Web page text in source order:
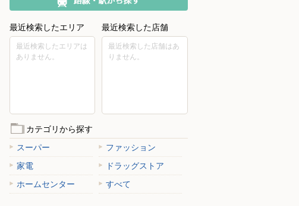
最近検索したエリア
最近検索したエリアは
ありません。
最近検索した店舗
最近検索した店舗はあ
りません。
カテゴリから探す
スーパー
ファッション
家電
ドラッグストア
ホームセンター
すべて